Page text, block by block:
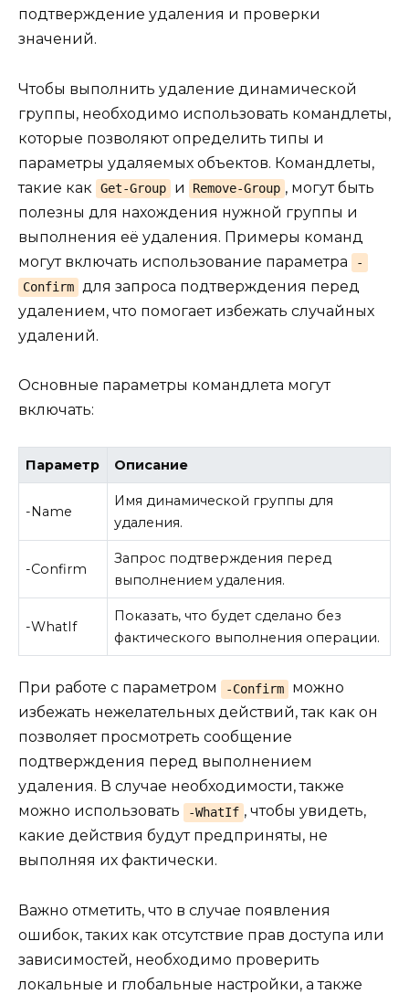
подтверждение удаления и проверки
значений.
Чтобы выполнить удаление динамической
группы, необходимо использовать командлеты,
которые позволяют определить типы и
параметры удаляемых объектов. Командлеты,
такие как
Get-Group и Remove-Group , могут быть
полезны для нахождения нужной группы и
выполнения её удаления. Примеры команд
могут включать использование параметра
-
Confirm
для запроса подтверждения перед
удалением, что помогает избежать случайных
удалений.
Основные параметры командлета могут
включать:
Параметр Описание
-Name
Имя динамической группы для
удаления.
-Confirm
Запрос подтверждения перед
выполнением удаления.
-WhatIf
Показать, что будет сделано без
фактического выполнения операции.
При работе с параметром -Confirm
можно
избежать нежелательных действий, так как он
позволяет просмотреть сообщение
подтверждения перед выполнением
удаления. В случае необходимости, также
можно использовать
-WhatIf , чтобы увидеть,
какие действия будут предприняты, не
выполняя их фактически.
Важно отметить, что в случае появления
ошибок, таких как отсутствие прав доступа или
зависимостей, необходимо проверить
локальные и глобальные настройки, а также